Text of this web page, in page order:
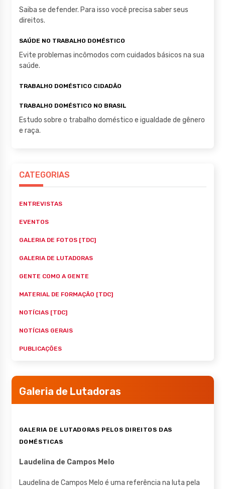
Saiba se defender. Para isso você precisa saber seus
direitos.
SAÚDE NO TRABALHO DOMÉSTICO
Evite problemas incômodos com cuidados básicos na sua
saúde.
TRABALHO DOMÉSTICO CIDADÃO
TRABALHO DOMÉSTICO NO BRASIL
Estudo sobre o trabalho doméstico e igualdade de gênero
e raça.
CATEGORIAS
ENTREVISTAS
EVENTOS
GALERIA DE FOTOS [TDC]
GALERIA DE LUTADORAS
GENTE COMO A GENTE
MATERIAL DE FORMAÇÃO [TDC]
NOTÍCIAS [TDC]
NOTÍCIAS GERAIS
PUBLICAÇÕES
Galeria de Lutadoras
GALERIA DE LUTADORAS PELOS DIREITOS DAS
DOMÉSTICAS
Laudelina de Campos Melo
Laudelina de Campos Melo é uma referência na luta pela